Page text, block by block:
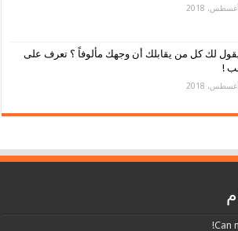
لك كل من يقابلك أن وجهك مألوفاً ؟ تعرف على
!
Can